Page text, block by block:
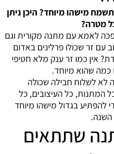
מישהו מיוחד? היכן ניתן
מטרה?
לאמא עם מתנה מקורית וגם
עם זר שכולו פרלינים באדום
אין כמו זר ענק מלא חטיפי
כמה שהוא מיוחד.
לא לשלוח חבילה שכולה
כל המתנות, כל העיצובים, כל
בגדול מישהו מיוחד
השנה.
שתתאים